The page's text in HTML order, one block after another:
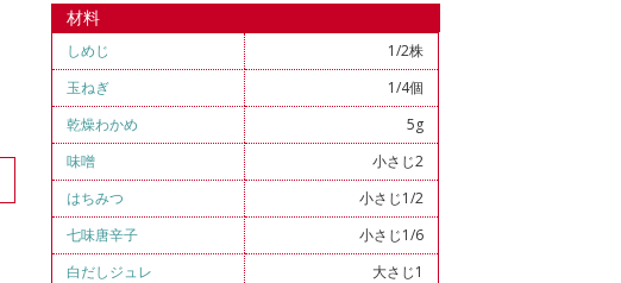
材料
しめじ
1/2株
玉ねぎ
1/4個
乾燥わかめ
5g
味噌
小さじ2
はちみつ
小さじ1/2
七味唐辛子
小さじ1/6
白だしジュレ
大さじ1